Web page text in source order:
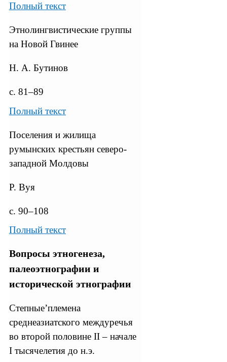
Полный текст
Этнолингвистические группы
на Новой Гвинее
Н. А. Бутинов
с. 81–89
Полный текст
Поселения и жилища
румынских крестьян северо-
западной Молдовы
Р. Вуя
с. 90–108
Полный текст
Вопросы этногенеза,
палеоэтнографии и
исторической этнографии
Степные’племена
среднеазиатского междуречья
во второй половине II – начале
I тысячелетия до н.э.